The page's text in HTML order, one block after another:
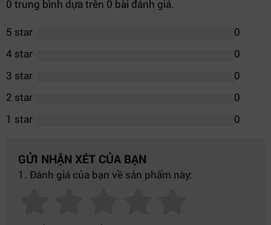
0 trung bình dựa trên 0 bài đánh giá.
5 star
0
4 star
0
3 star
0
2 star
0
1 star
0
GỬI NHẬN XÉT CỦA BẠN
1. Đánh giá của bạn về sản phẩm này: